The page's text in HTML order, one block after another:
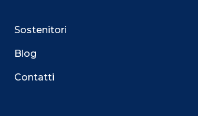
Sostenitori
Blog
Contatti